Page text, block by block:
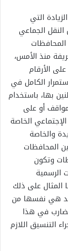
التي
الجماعي
منذ الأمس،
الأرقام
الكامل في
بها، باستخدام
أو على
الخاصة
والخاصة
المحافظات
وتكون
الرسمية
المثال على ذلك
هي نفسها من
في هذا
التنسيق اللازم